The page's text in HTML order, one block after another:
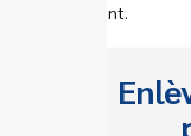
encombrant.